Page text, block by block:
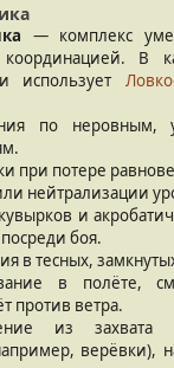
— комплекс
В
использует
по неровным,
при потере
нейтрализации
и
боя.
в тесных,
в полёте,
против ветра.
из захвата
верёвки),